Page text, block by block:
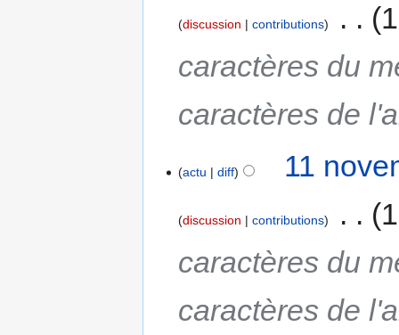
discussion contributions
caractères du
caractères de
actu diff 11
discussion contributions
caractères du
caractères de